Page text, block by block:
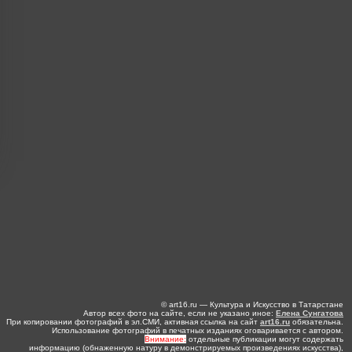
© art16.ru — Культура и Искусство в Татарстане
Автор всех фото на сайте, если не указано иное: Елена Сунгатова
При копировании фотографий в эл.СМИ, активная ссылка на сайт art16.ru обязательна.
Использование фотографий в печатных изданиях оговаривается с автором.
Внимание: отдельные публикации могут содержать
информацию (обнаженную натуру в демонстрируемых произведениях искусства),